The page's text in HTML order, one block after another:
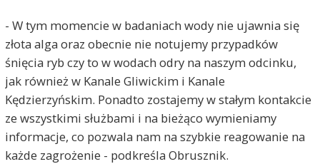
- W tym momencie w badaniach wody nie ujawnia się
złota alga oraz obecnie nie notujemy przypadków
śnięcia ryb czy to w wodach odry na naszym odcinku,
jak również w Kanale Gliwickim i Kanale
Kędzierzyńskim. Ponadto zostajemy w stałym kontakcie
ze wszystkimi służbami i na bieżąco wymieniamy
informacje, co pozwala nam na szybkie reagowanie na
każde zagrożenie - podkreśla Obrusznik.